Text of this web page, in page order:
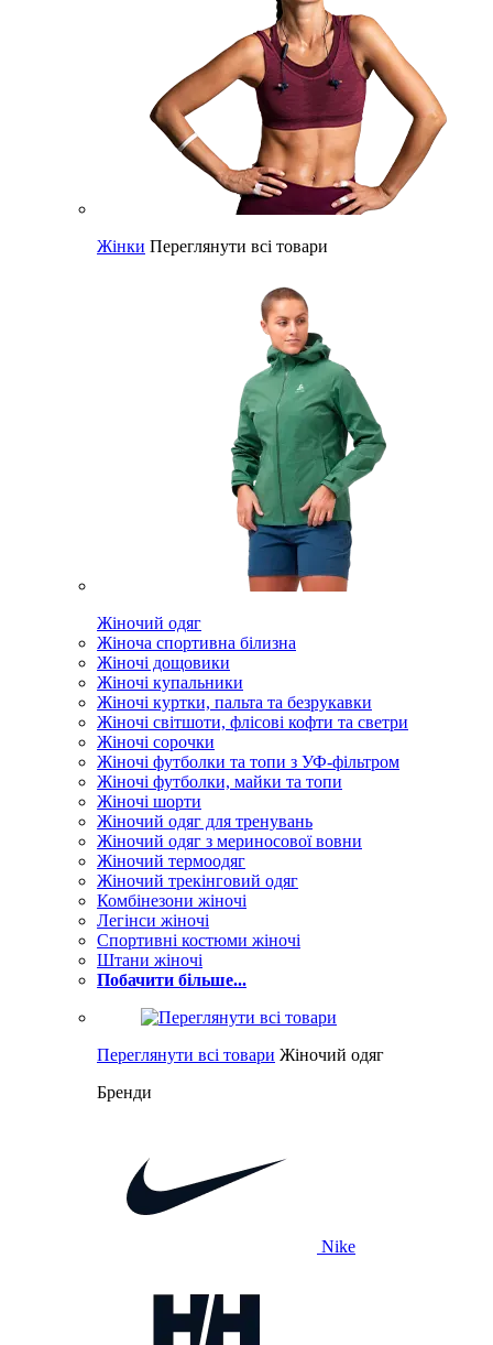
Жінки Переглянути всі товари
Жіночий одяг
Жіноча спортивна білизна
Жіночі дощовики
Жіночі купальники
Жіночі куртки, пальта та безрукавки
Жіночі світшоти, флісові кофти та светри
Жіночі сорочки
Жіночі футболки та топи з УФ-фільтром
Жіночі футболки, майки та топи
Жіночі шорти
Жіночий одяг для тренувань
Жіночий одяг з мериносової вовни
Жіночий термоодяг
Жіночий трекінговий одяг
Комбінезони жіночі
Легінси жіночі
Спортивні костюми жіночі
Штани жіночі
Побачити більше...
Переглянути всі товари Жіночий одяг
Бренди
Nike